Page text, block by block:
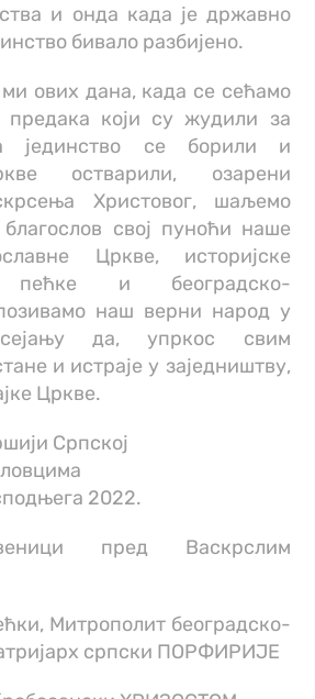
и онда када је државно
бивало разбијено.
ми ових дана, када се сећамо
предака који су жудили за
јединство се борили и
остварили, озарени
Христовог, шаљемо
свој пуноћи наше
Цркве, историјске
пећке и београдско-
наш верни народ у
да, упркос свим
и истраје у заједништву,
Цркве.
Српској
2022.
пред Васкрслим
Митрополит београдско-
српски ПОРФИРИЈЕ